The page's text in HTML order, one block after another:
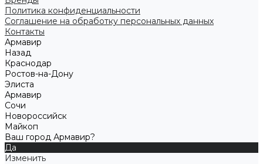
Политика конфиденциальности
Соглашение на обработку персональных данных
Контакты
Армавир
Назад
Краснодар
Ростов-на-Дону
Элиста
Армавир
Сочи
Новороссийск
Майкоп
Ваш город Армавир?
Да
Изменить